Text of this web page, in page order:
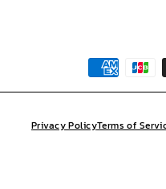
Privacy PolicyTerms of